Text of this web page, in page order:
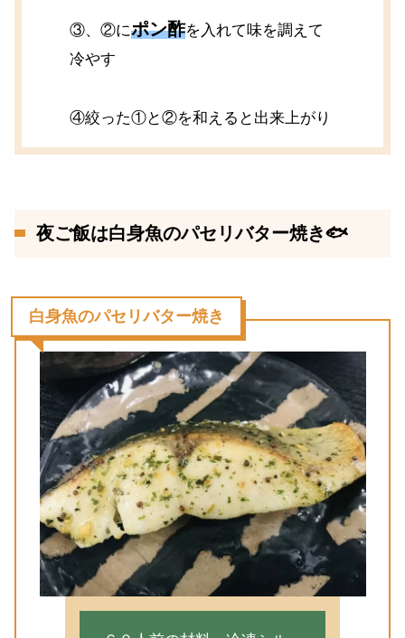
③、②にポン酢を入れて味を調えて
冷やす
④絞った①と②を和えると出来上がり
夜ご飯は白身魚のパセリバター焼き🐟
白身魚のパセリバター焼き